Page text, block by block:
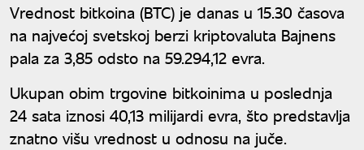
Vrednost bitkoina (BTC) je danas u 15.30 časova
na najvećoj svetskoj berzi kriptovaluta Bajnens
pala za 3,85 odsto na 59.294,12 evra.
Ukupan obim trgovine bitkoinima u poslednja
24 sata iznosi 40,13 milijardi evra, što predstavlja
znatno višu vrednost u odnosu na juče.